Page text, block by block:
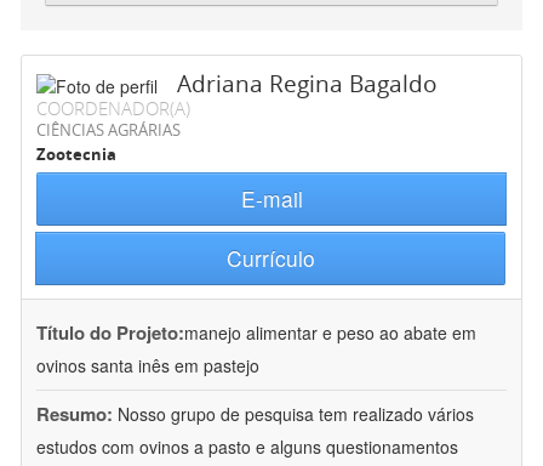
Adriana Regina Bagaldo
COORDENADOR(A)
CIÊNCIAS AGRÁRIAS
Zootecnia
E-mail
Currículo
Título do Projeto:manejo alimentar e peso ao abate em
ovinos santa inês em pastejo
Resumo: Nosso grupo de pesquisa tem realizado vários
estudos com ovinos a pasto e alguns questionamentos